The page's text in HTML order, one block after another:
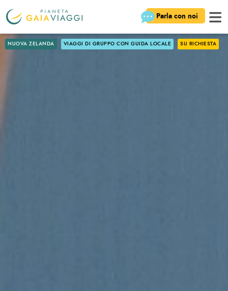
Parla con noi
NUOVA ZELANDA VIAGGI DI GRUPPO CON GUIDA LOCALE SU RICHIESTA